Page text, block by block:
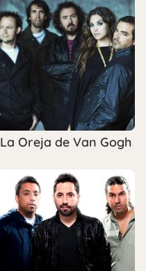
La Oreja de Van Gogh